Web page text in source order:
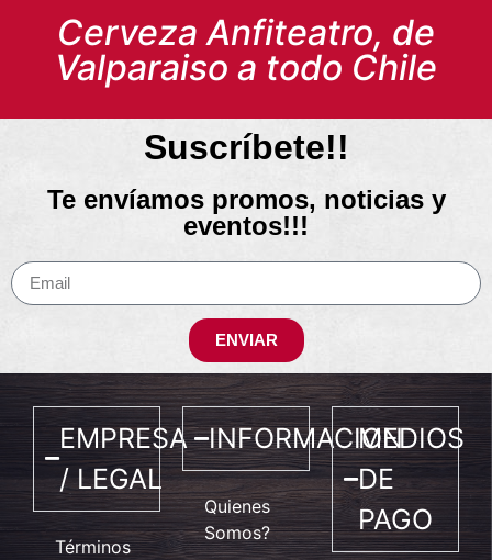
Cerveza Anfiteatro, de
Valparaiso a todo Chile
Suscríbete!!
Te envíamos promos, noticias y
eventos!!!
ENVIAR
EMPRESA
/ LEGAL
Términos
INFORMACION
Quienes
Somos?
MEDIOS
DE
PAGO